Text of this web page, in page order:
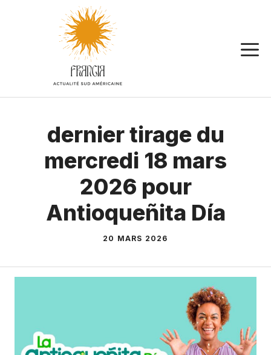
dernier tirage du
mercredi 18 mars
2026 pour
Antioqueñita Día
20 MARS 2026